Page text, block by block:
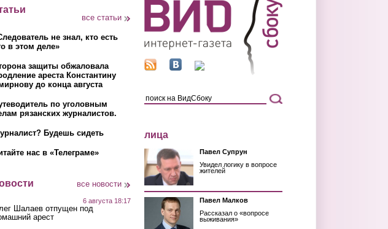
все статьи
не знал, кто есть
в этом деле»
защиты обжаловала
ареста Константину
до конца августа
по уголовным
рязанских журналистов.
Будешь сидеть
нас в «Телеграме»
все новости
6 августа 18:17
Шалаев отпущен под
арест
лица
Павел Супрун
Увидел логику в вопросе
жителей
Павел Малков
Рассказал о «вопросе
выживания»